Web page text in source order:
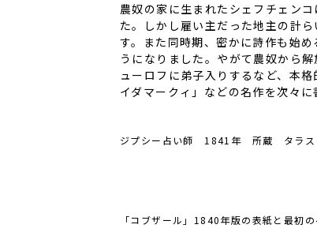
農奴の家に生まれたシェフチェンコ
た。しかし雇い主だった地主の計
す。また同時期、密かに詩作も始
うになりました。やがて農奴から
ューロフに弟子入りするなど、本
イダマークィ」などの名作を次々に
ジプシー占い師 1841年 所蔵 タラス
「コブザール」1840年版の表紙と最初